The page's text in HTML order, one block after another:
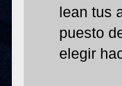
lean tus
puesto
elegir